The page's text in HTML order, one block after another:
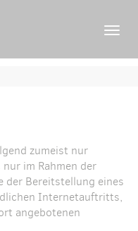
zumeist nur
im Rahmen der
der Bereitstellung eines
Internetauftritts,
angebotenen